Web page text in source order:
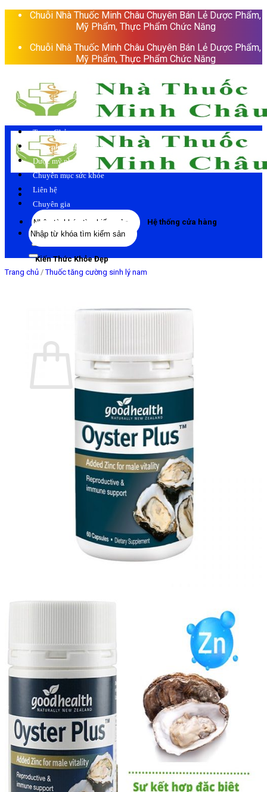
Skip
Chuỗi Nhà Thuốc Minh Châu Chuyên Bán Lẻ Dược Phẩm,
Mỹ Phẩm, Thực Phẩm Chức Năng
Chuỗi Nhà Thuốc Minh Châu Chuyên Bán Lẻ Dược Phẩm,
Mỹ Phẩm, Thực Phẩm Chức Năng
Tìm
kiếm:
Hệ thống cửa hàng
Kiến Thức Khỏe Đẹp
Chưa có sản phẩm trong giỏ hàng.
Quay trở lại cửa hàng
Trang Chủ
Thực phẩm chức năng
Dược mỹ phẩm
Chuyên mục sức khỏe
Liên hệ
Chuyên gia
Tìm
kiếm:
Trang chủ / Thuốc tăng cường sinh lý nam